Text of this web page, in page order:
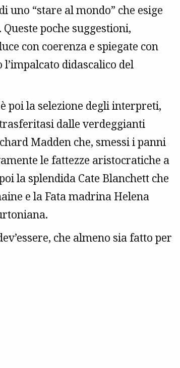
uno “stare al mondo” che esige
poche suggestioni,
con coerenza e spiegate con
didascalico del
poi la selezione degli interpreti,
dalle verdeggianti
Madden che, smessi i panni
le fattezze aristocratiche a
la splendida Cate Blanchett che
e la Fata madrina Helena
che almeno sia fatto per